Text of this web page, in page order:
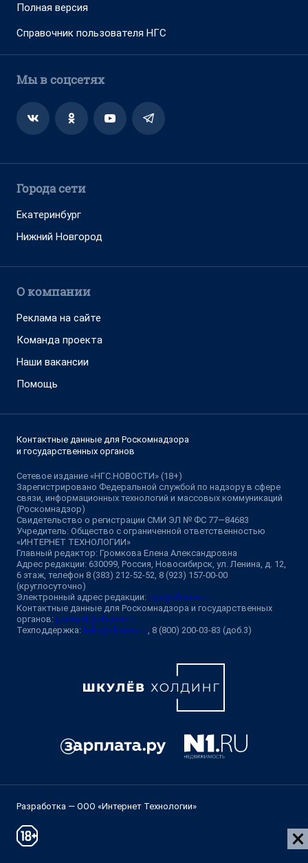
Полная версия
Справочник пользователя НГС
Мы в соцсетях
Города сети
Екатеринбург
Нижний Новгород
О компании
Реклама на сайте
Команда проекта
Наши вакансии
Помощь
Контактные данные для Роскомнадзора
и государственных органов
Сетевое издание «НГС.НОВОСТИ» (18+)
Зарегистрировано Федеральной службой по надзору в сфере
связи, информационных технологий и массовых коммуникаций
(Роскомнадзор)
Свидетельство о регистрации СМИ ЭЛ № ФС 77—84683
Учредитель: Общество с ограниченной ответственностью
«ИНТЕРНЕТ ТЕХНОЛОГИИ»
Главный редактор: Громкова Елена Александровна
Адрес редакции: 630099, Россия, Новосибирск, ул. Ленина, д. 12,
6 этаж, телефон 8 (383) 212-52-52, 8 (923) 157-00-00
(круглосуточно)
Электронный адрес редакции: ngs@shkulev.ru
Контактные данные для Роскомнадзора и государственных
органов: juristnsk@shkulev.ru
Техподдержка: help@shkulev.ru , 8 (800) 200-03-83 (доб.3)
Разработка — ООО «Интернет Технологии»